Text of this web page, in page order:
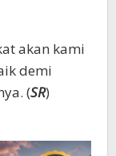
akan kami
demi
(SR)